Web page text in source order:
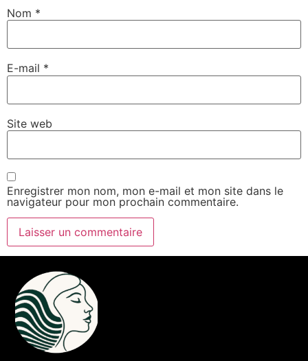
Nom *
E-mail *
Site web
Enregistrer mon nom, mon e-mail et mon site dans le
navigateur pour mon prochain commentaire.